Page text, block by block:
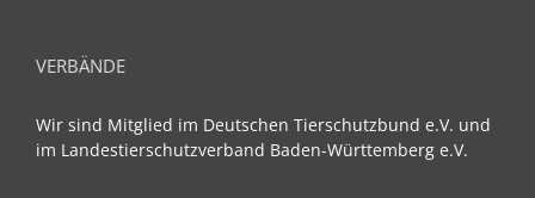
VERBÄNDE
Wir sind Mitglied im Deutschen Tierschutzbund e.V. und
im Landestierschutzverband Baden-Württemberg e.V.